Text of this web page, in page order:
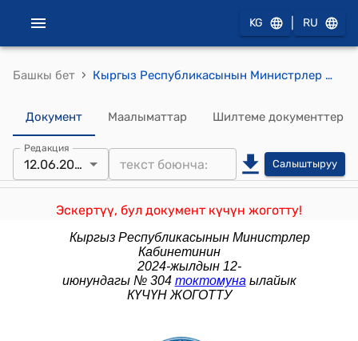
KG RU
Башкы бет › Кыргыз Республикасынын Министрлер Кабинетинин 2023-жылдын 12-сентябрындагы № 459 "Кыргыз Республикасынын Өкмөтүнүн 2012-жылдын 10-февралындагы № 85 "Мамлекеттик органдар, алардын түзүмдүк бөлүмчөлөрү жана ведомстволук мекемелери көрсөтүүчү мамлекеттик кызмат көрсөтүүлөрдүн бирдиктүү реестрин (тизмегин) бекитүү жөнүндө" токтомуна өзгөртүүлөрдү киргизүү тууралуу" токтому
Документ Маалыматтар Шилтеме документтер
Редакция
12.06.2024 Салыштыруу
Эскертүү, бул документ күчүн жоготту!